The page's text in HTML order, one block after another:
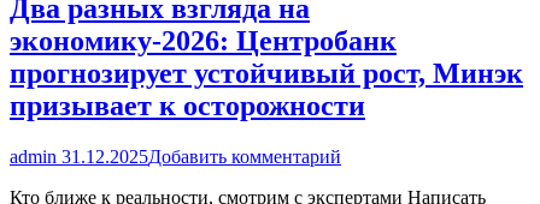
Два разных взгляда на
экономику-2026: Центробанк
прогнозирует устойчивый рост, Минэк
призывает к осторожности
admin 31.12.2025Добавить комментарий
Кто ближе к реальности, смотрим с экспертами Написать